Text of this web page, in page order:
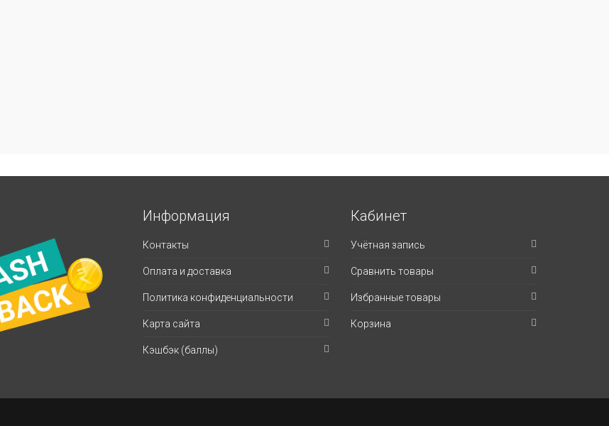
Информация
Контакты
Оплата и доставка
Политика конфиденциальности
Карта сайта
Кэшбэк (баллы)
Кабинет
Учётная запись
Сравнить товары
Избранные товары
Корзина